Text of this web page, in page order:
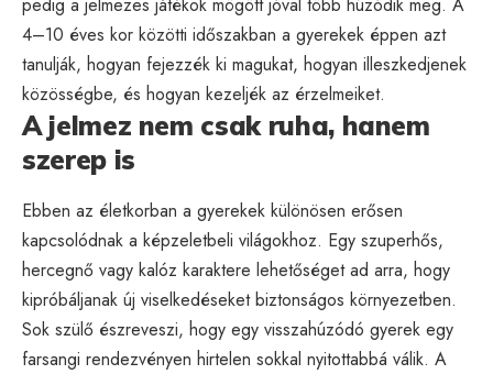
pedig a jelmezes játékok mögött jóval több húzódik meg. A
4–10 éves kor közötti időszakban a gyerekek éppen azt
tanulják, hogyan fejezzék ki magukat, hogyan illeszkedjenek
közösségbe, és hogyan kezeljék az érzelmeiket.
A jelmez nem csak ruha, hanem
szerep is
Ebben az életkorban a gyerekek különösen erősen
kapcsolódnak a képzeletbeli világokhoz. Egy szuperhős,
hercegnő vagy kalóz karaktere lehetőséget ad arra, hogy
kipróbáljanak új viselkedéseket biztonságos környezetben.
Sok szülő észreveszi, hogy egy visszahúzódó gyerek egy
farsangi rendezvényen hirtelen sokkal nyitottabbá válik. A